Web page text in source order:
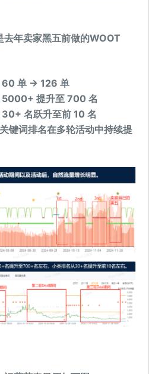
去年卖家黑五前做的WOOT
60 单 → 126 单
5000+ 提升至 700 名
名跃升至前 10 名
键词排名在多轮活动中持续提